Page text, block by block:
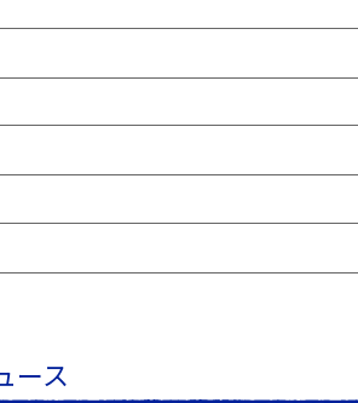
ース